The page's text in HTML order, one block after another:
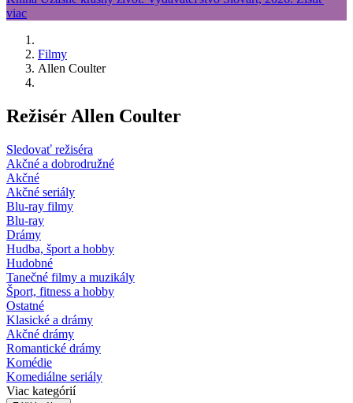
Filmy
Allen Coulter
Režisér Allen Coulter
Sledovať režiséra
Akčné a dobrodružné
Akčné
Akčné seriály
Blu-ray filmy
Blu-ray
Drámy
Hudba, šport a hobby
Hudobné
Tanečné filmy a muzikály
Šport, fitness a hobby
Ostatné
Klasické a drámy
Akčné drámy
Romantické drámy
Komédie
Komediálne seriály
Viac kategórií